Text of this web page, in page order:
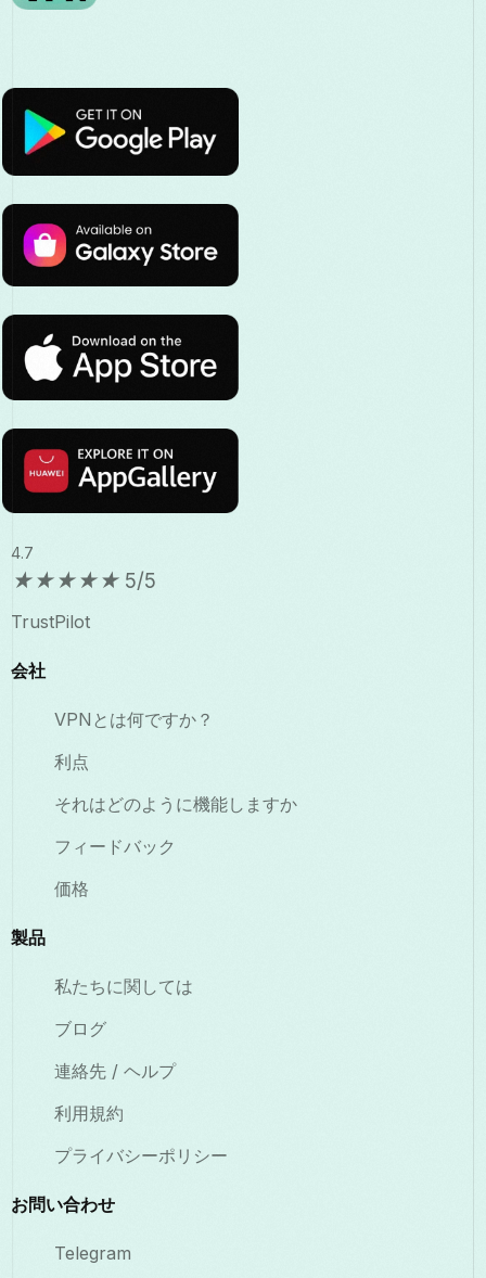
4.7
★★★★★ 5/5
TrustPilot
会社
VPNとは何ですか？
利点
それはどのように機能しますか
フィードバック
価格
製品
私たちに関しては
ブログ
連絡先 / ヘルプ
利用規約
プライバシーポリシー
お問い合わせ
Telegram